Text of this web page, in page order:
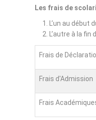
Les frais de
L’un au début
L’autre à la fin
Frais de
Frais d'Admission
Frais